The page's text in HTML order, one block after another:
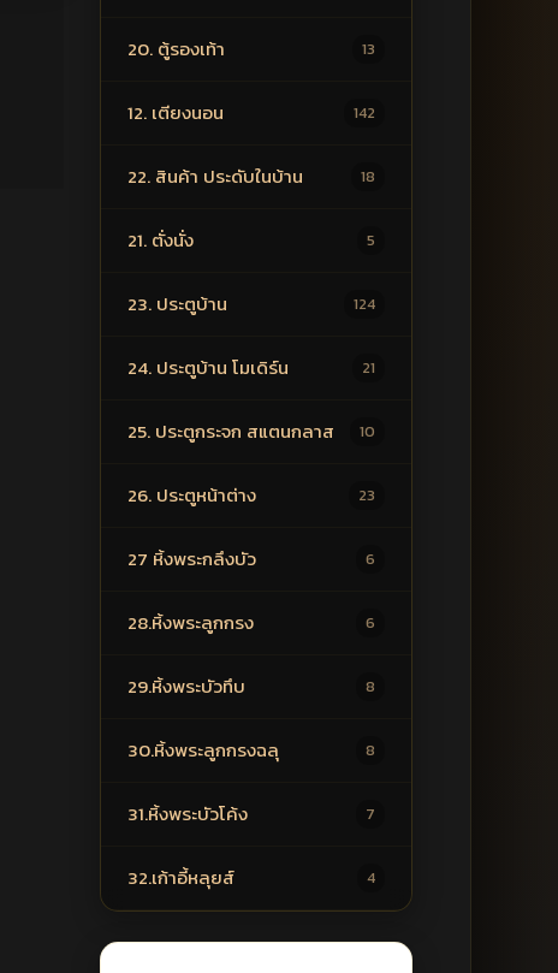
20. ตู้รองเท้า 13
12. เตียงนอน 142
22. สินค้า ประดับในบ้าน 18
21. ตั่งนั่ง 5
23. ประตูบ้าน 124
24. ประตูบ้าน โมเดิร์น 21
25. ประตูกระจก สแตนกลาส 10
26. ประตูหน้าต่าง 23
27 หิ้งพระกลึงบัว 6
28.หิ้งพระลูกกรง 6
29.หิ้งพระบัวทึบ 8
30.หิ้งพระลูกกรงฉลุ 8
31.หิ้งพระบัวโค้ง 7
32.เก้าอี้หลุยส์ 4